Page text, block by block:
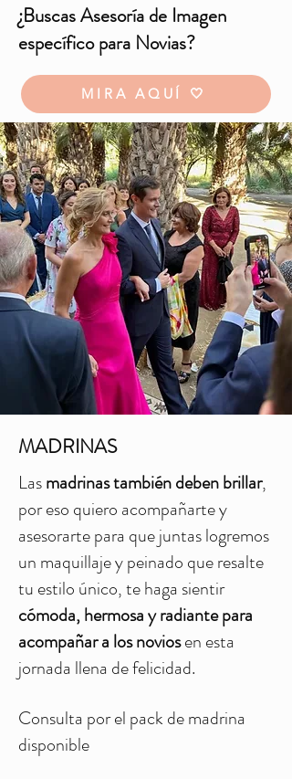
¿Buscas Asesoría de Imagen
específico para Novias?
MIRA AQUÍ 🤍
MADRINAS
Lasmadrinas también deben brillar,
por eso quiero acompañarte y
asesorarte para que juntas logremos
un maquillaje y peinado que resalte
tu estilo único, te haga sientir
cómoda, hermosa y radiante para
acompañar a los noviosen esta
jornada llena de felicidad.
Consulta por el pack de madrina
disponible